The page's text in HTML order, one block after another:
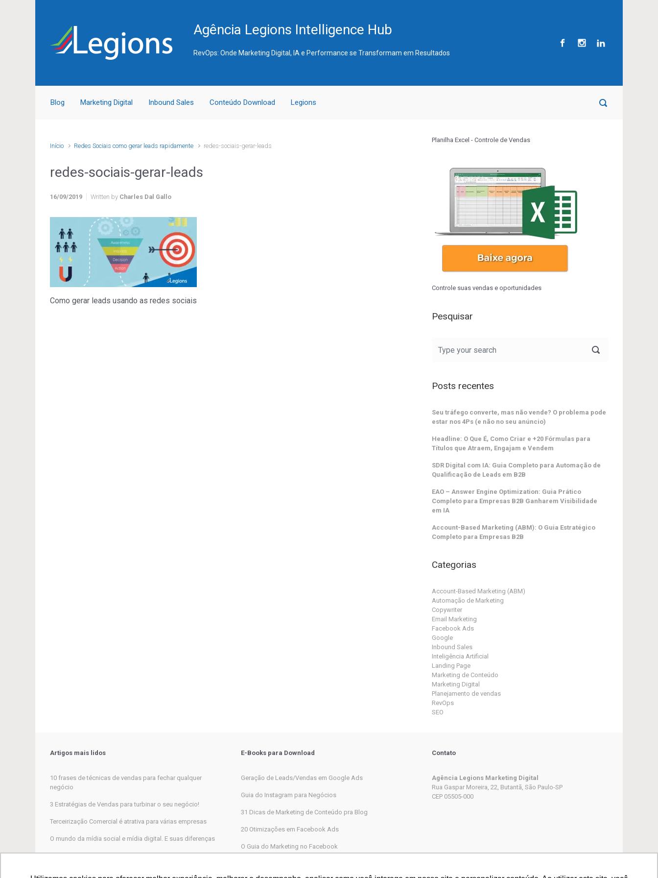
Agência Legions Intelligence Hub
RevOps: Onde Marketing Digital, IA e Performance se Transformam em Resultados
Blog Marketing Digital Inbound Sales Conteúdo Download Legions
Início Redes Sociais como gerar leads rapidamente redes-sociais-gerar-leads
redes-sociais-gerar-leads
16/09/2019 Written by Charles Dal Gallo
Como gerar leads usando as redes sociais
Planilha Excel - Controle de Vendas
Controle suas vendas e oportunidades
Pesquisar
Posts recentes
Seu tráfego converte, mas não vende? O problema pode
estar nos 4Ps (e não no seu anúncio)
Headline: O Que É, Como Criar e +20 Fórmulas para
Títulos que Atraem, Engajam e Vendem
SDR Digital com IA: Guia Completo para Automação de
Qualificação de Leads em B2B
EAO – Answer Engine Optimization: Guia Prático
Completo para Empresas B2B Ganharem Visibilidade
em IA
Account-Based Marketing (ABM): O Guia Estratégico
Completo para Empresas B2B
Categorias
Account-Based Marketing (ABM)
Automação de Marketing
Copywriter
Email Marketing
Facebook Ads
Google
Inbound Sales
Inteligência Artificial
Landing Page
Marketing de Conteúdo
Marketing Digital
Planejamento de vendas
RevOps
SEO
Artigos mais lidos
10 frases de técnicas de vendas para fechar qualquer
negócio
3 Estratégias de Vendas para turbinar o seu negócio!
Terceirização Comercial é atrativa para várias empresas
O mundo da mídia social e mídia digital. E suas diferenças
Marketing Digital, por que não funciona para a maioria das
E-Books para Download
Geração de Leads/Vendas em Google Ads
Guia do Instagram para Negócios
31 Dicas de Marketing de Conteúdo pra Blog
20 Otimizações em Facebook Ads
O Guia do Marketing no Facebook
Contato
Agência Legions Marketing Digital
Rua Gaspar Moreira, 22, Butantã, São Paulo-SP
CEP 05505-000